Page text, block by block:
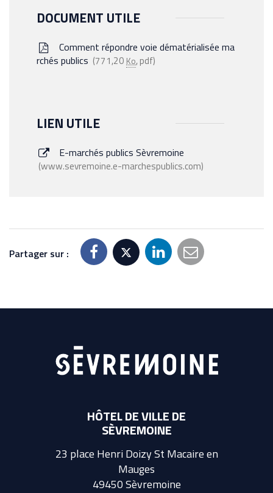
DOCUMENT UTILE
Comment répondre voie dématérialisée ma
rchés publics 771,20 Ko, pdf
LIEN UTILE
E-marchés publics Sèvremoine
www.sevremoine.e-marchespublics.com
Partager sur :
HÔTEL DE VILLE DE
SÈVREMOINE
23 place Henri Doizy St Macaire en
Mauges
49450 Sèvremoine